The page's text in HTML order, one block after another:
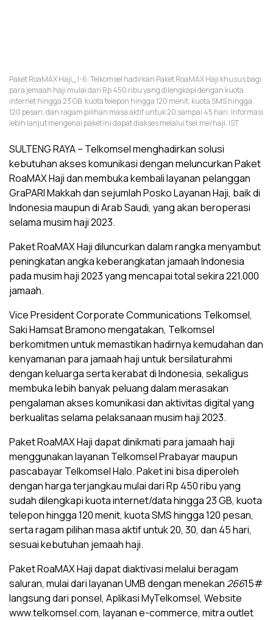
Paket RoaMAX Haji_1-6: Telkomsel hadirkan Paket RoaMAX Haji khusus bagi
para jemaah haji mulai dari Rp 450 ribu yang dilengkapi dengan kuota
internet hingga 23 GB, kuota telepon hingga 120 menit, kuota SMS hingga
120 pesan, dan ragam pilihan masa aktif untuk 20 sampai 45 hari. Informasi
lebih lanjut mengenai paket ini dapat diakses melalui tsel.me/haji. IST
SULTENG RAYA – Telkomsel menghadirkan solusi
kebutuhan akses komunikasi dengan meluncurkan Paket
RoaMAX Haji dan membuka kembali layanan pelanggan
GraPARI Makkah dan sejumlah Posko Layanan Haji, baik di
Indonesia maupun di Arab Saudi, yang akan beroperasi
selama musim haji 2023.
Paket RoaMAX Haji diluncurkan dalam rangka menyambut
peningkatan angka keberangkatan jamaah Indonesia
pada musim haji 2023 yang mencapai total sekira 221.000
jamaah.
Vice President Corporate Communications Telkomsel,
Saki Hamsat Bramono mengatakan, Telkomsel
berkomitmen untuk memastikan hadirnya kemudahan dan
kenyamanan para jamaah haji untuk bersilaturahmi
dengan keluarga serta kerabat di Indonesia, sekaligus
membuka lebih banyak peluang dalam merasakan
pengalaman akses komunikasi dan aktivitas digital yang
berkualitas selama pelaksanaan musim haji 2023.
Paket RoaMAX Haji dapat dinikmati para jamaah haji
menggunakan layanan Telkomsel Prabayar maupun
pascabayar Telkomsel Halo. Paket ini bisa diperoleh
dengan harga terjangkau mulai dari Rp 450 ribu yang
sudah dilengkapi kuota internet/data hingga 23 GB, kuota
telepon hingga 120 menit, kuota SMS hingga 120 pesan,
serta ragam pilihan masa aktif untuk 20, 30, dan 45 hari,
sesuai kebutuhan jemaah haji.
Paket RoaMAX Haji dapat diaktivasi melalui beragam
saluran, mulai dari layanan UMB dengan menekan 26615#
langsung dari ponsel, Aplikasi MyTelkomsel, Website
www.telkomsel.com, layanan e-commerce, mitra outlet